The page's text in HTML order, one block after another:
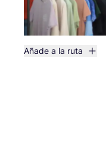
Añade a la ruta